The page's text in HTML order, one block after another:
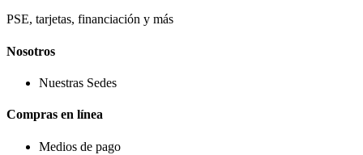
PSE, tarjetas, financiación y más
Nosotros
Nuestras Sedes
Compras en línea
Medios de pago